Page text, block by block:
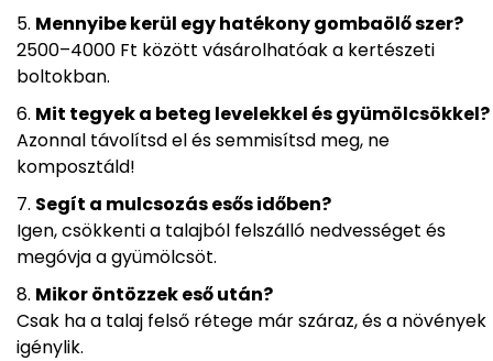
Mennyibe kerül egy hatékony gombaölő szer?
2500–4000 Ft között vásárolhatóak a kertészeti
boltokban.
Mit tegyek a beteg levelekkel és gyümölcsökkel?
Azonnal távolítsd el és semmisítsd meg, ne
komposztáld!
Segít a mulcsozás esős időben?
Igen, csökkenti a talajból felszálló nedvességet és
megóvja a gyümölcsöt.
Mikor öntözzek eső után?
Csak ha a talaj felső rétege már száraz, és a növények
igénylik.